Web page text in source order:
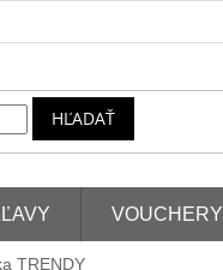
HĽADAŤ
VOUCHERY
TRENDY